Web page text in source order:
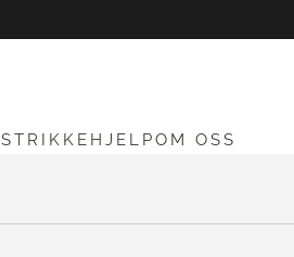
STRIKKEHJELPOM OSS